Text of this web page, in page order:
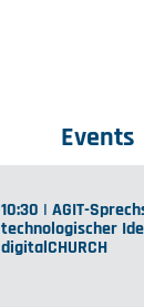
Events
10:30 | AGIT-
technologischer
digitalCHURCH